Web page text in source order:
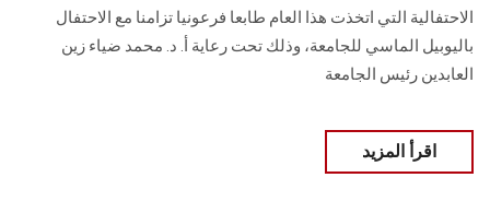
الاحتفالية التي اتخذت هذا العام طابعا فرعونيا تزامنا مع الاحتفال
باليوبيل الماسي للجامعة، وذلك تحت رعاية أ. د. محمد ضياء زين
العابدين رئيس الجامعة
اقرأ المزيد